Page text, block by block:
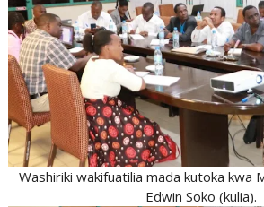
Washiriki wakifuatilia mada kutoka kwa
Edwin Soko (kulia).